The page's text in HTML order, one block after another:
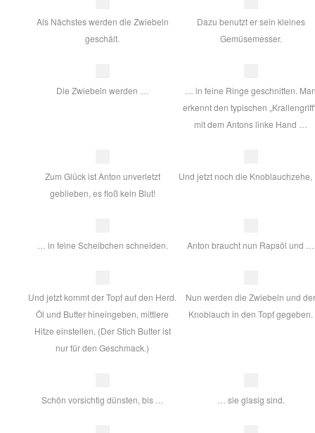
Als Nächstes werden die Zwiebeln
geschält.
Dazu benutzt er sein kleines
Gemüsemesser.
Die Zwiebeln werden …
… in feine Ringe geschnitten.
erkennt den typischen
mit dem Antons linke Hand …
Zum Glück ist Anton unverletzt
geblieben, es floß kein Blut!
Und jetzt noch die
… in feine Scheibchen schneiden. Anton braucht nun Rapsöl und …
Und jetzt kommt der Topf auf den Herd.
Öl und Butter hineingeben, mittlere
Hitze einstellen. (Der Stich Butter ist
nur für den Geschmack.)
Nun werden die Zwiebeln und
Knoblauch in den Topf gegeben.
Schön vorsichtig dünsten, bis … … sie glasig sind.